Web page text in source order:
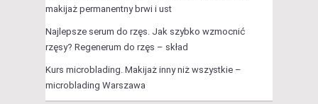
makijaż permanentny brwi i ust
Najlepsze serum do rzęs. Jak szybko wzmocnić
rzęsy? Regenerum do rzęs – skład
Kurs microblading. Makijaż inny niż wszystkie –
microblading Warszawa